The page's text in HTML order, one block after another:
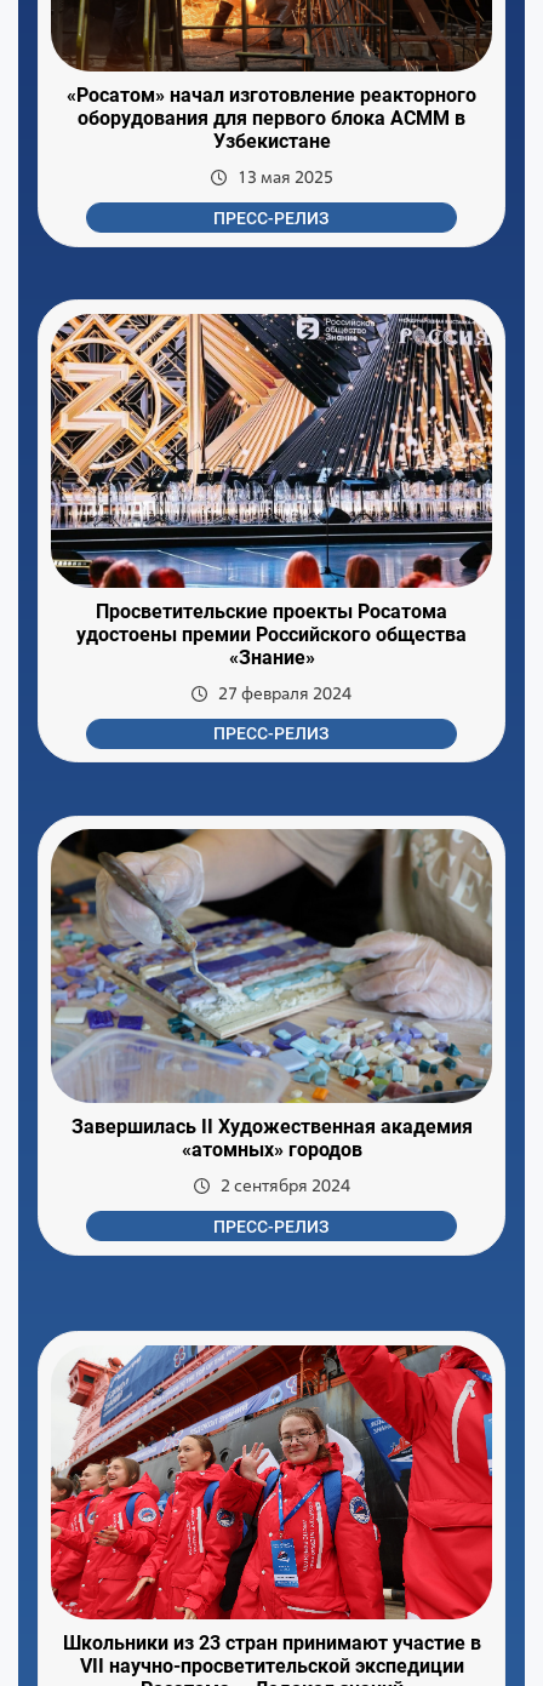
«Росатом» начал изготовление реакторного
оборудования для первого блока АСММ в
Узбекистане
13 мая 2025
ПРЕСС-РЕЛИЗ
Просветительские проекты Росатома
удостоены премии Российского общества
«Знание»
27 февраля 2024
ПРЕСС-РЕЛИЗ
Завершилась II Художественная академия
«атомных» городов
2 сентября 2024
ПРЕСС-РЕЛИЗ
Школьники из 23 стран принимают участие в
VII научно-просветительской экспедиции